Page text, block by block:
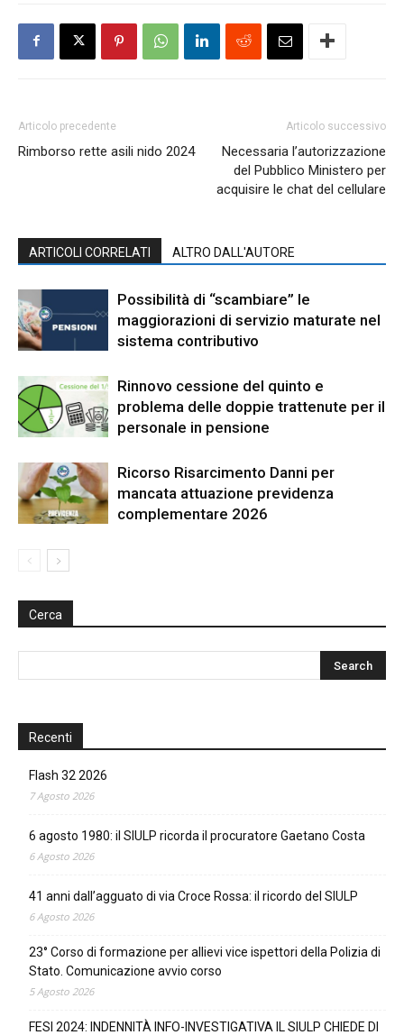
Articolo precedente
Rimborso rette asili nido 2024
Articolo successivo
Necessaria l’autorizzazione
del Pubblico Ministero per
acquisire le chat del cellulare
ARTICOLI CORRELATI ALTRO DALL'AUTORE
Possibilità di “scambiare” le
maggiorazioni di servizio maturate nel
sistema contributivo
Rinnovo cessione del quinto e
problema delle doppie trattenute per il
personale in pensione
Ricorso Risarcimento Danni per
mancata attuazione previdenza
complementare 2026
Cerca
Recenti
Flash 32 2026
7 Agosto 2026
6 agosto 1980: il SIULP ricorda il procuratore Gaetano Costa
6 Agosto 2026
41 anni dall’agguato di via Croce Rossa: il ricordo del SIULP
6 Agosto 2026
23° Corso di formazione per allievi vice ispettori della Polizia di
Stato. Comunicazione avvio corso
5 Agosto 2026
FESI 2024: INDENNITÀ INFO-INVESTIGATIVA IL SIULP CHIEDE DI